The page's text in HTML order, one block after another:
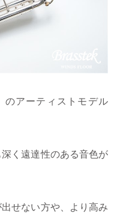
のアーティストモデル
く遠達性のある音色が
せない方や、より高み